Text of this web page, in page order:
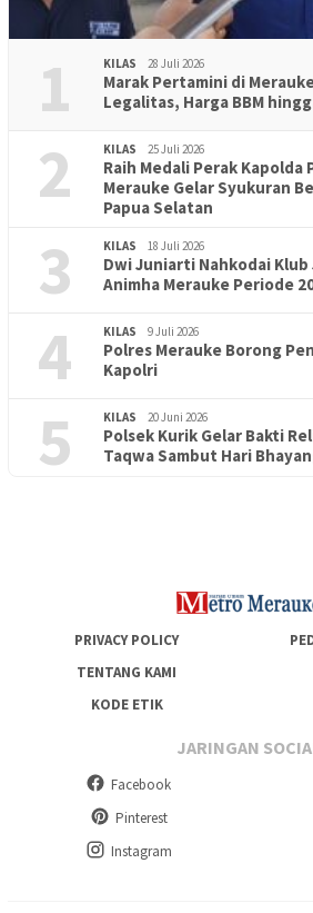
1 KILAS 28 Juli 2026
Marak Pertamini di
Legalitas, Harga BBM
2 KILAS 25 Juli 2026
Raih Medali Perak Kapolda
Merauke Gelar Syukuran
Papua Selatan
3 KILAS 18 Juli 2026
Dwi Juniarti Nahkodai
Animha Merauke Periode
4 KILAS 9 Juli 2026
Polres Merauke Borong
Kapolri
5 KILAS 20 Juni 2026
Polsek Kurik Gelar Bakti
Taqwa Sambut Hari
PENDIDIKAN 18 Juni 2026
Lepas Puluhan Peserta Didik, TK
PRIVACY POLICY
TENTANG KAMI
KODE ETIK
JARINGAN
Facebook
Pinterest
Instagram